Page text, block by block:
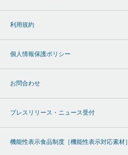
利用規約
個人情報保護ポリシー
お問合わせ
プレスリリース・ニュース受付
機能性表示食品制度［機能性表示対応素材］